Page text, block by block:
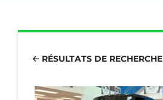
RÉSULTATS DE RECHERCHE